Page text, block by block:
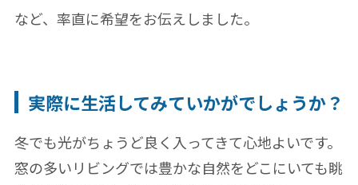
など、率直に希望をお伝えしました。
実際に生活してみていかがでしょうか？
冬でも光がちょうど良く入ってきて心地よいです。
窓の多いリビングでは豊かな自然をどこにいても眺